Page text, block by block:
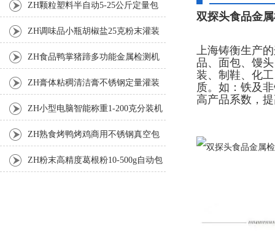
双探头食品金
上海铸衡生产
品、面包、馒
装、制鞋、化
质。如：铁及
高产品系数，
ZH颗粒塑料半自动5-25公斤定量包
装机 ZH调味品小瓶胡椒盐25克粉末灌装
ZH食品鸭掌猪蹄多功能金属检测机
ZH膏体粘稠清洁膏不锈钢定量灌装
机厂家 ZH小型电脑智能称重1-200克分装机
ZH熟食烤鸭烤鸡商用不锈钢真空包
装机 ZH粉末高精度葛根粉10-500g自动包